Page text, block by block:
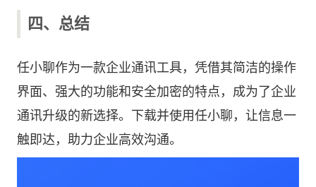
四、总结
任小聊作为一款企业通讯工具，凭借其简洁的操作
界面、强大的功能和安全加密的特点，成为了企业
通讯升级的新选择。下载并使用任小聊，让信息一
触即达，助力企业高效沟通。